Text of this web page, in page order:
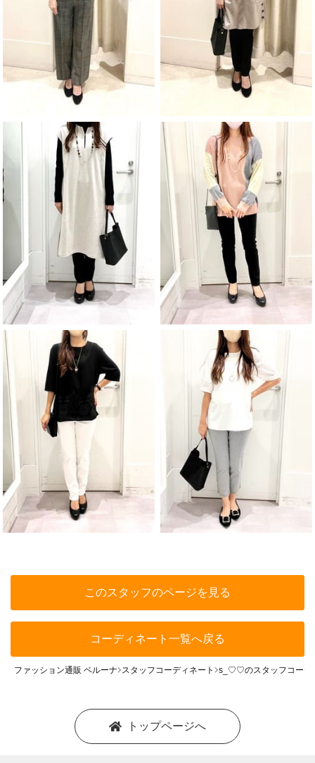
このスタッフのページを見る
コーディネート一覧へ戻る
ファッション通販 ベルーナ スタッフコーディネート s_♡♡のスタッフコーデ
トップページへ